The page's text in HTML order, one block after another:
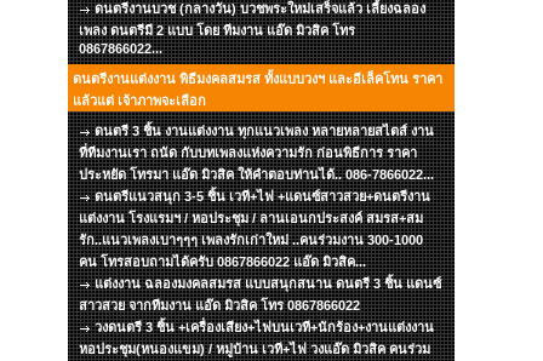
ดนตรีงานบวช (กลางวัน) บวชพระใหม่เสร็จแล้ว เลี้ยงฉลอง
เพลง ดนตรีมี 2 แบบ โดย ทีมงาน แอ๊ด มิวสิค โทร
0867866022...
ดนตรีงานแต่งงาน พิธีมงคลสมรส ทั้งแบบวงฯ และอีเล็คโทน ราคา
แล้วแต่ เจ้าภาพจะเลือก
ดนตรี 3 ชิ้น งานแต่งงาน ทุกแนวเพลง หลายหลายสไตส์ งาน
ที่ทีมงานเรา ถนัด กับบทเพลงแห่งความรัก ก่อนพิธีการ ราคา
ประหยัด โทรมา แอ๊ด มิวสิค ให้คำตอบท่านได้.. 086-7866022...
ดนตรีแนวสนุก 3-5 ชิ้น เวที+ไฟ +แดนซ์สาวสวย+ดนตรีงาน
แต่งงาน โรงแรมฯ / หอประชุม / ลานเอนกประสงค์ สมรส+สม
รัก..แนวเพลงเบาๆๆๆ เพลงรักเก่าใหม่ ..คนร่วมงาน 300-1000
คน โทรสอบถามได้ครับ 0867866022 แอ๊ด มิวสิค...
แต่งงาน ฉลองมงคลสมรส แบบสนุกสนาน ดนตรี 3 ชิ้น แดนซ์
สาวสวย จากทีมงาน แอ๊ด มิวสิค โทร 0867866022
วงดนตรี 3 ชิ้น +เครื่องเสียง+ไฟบนเวที+นักร้อง+งานแต่งงาน
หอประชุม(หนองแขม) / หมู่บ้าน เวที+ไฟ วงแอ๊ด มิวสิค คนร่วม